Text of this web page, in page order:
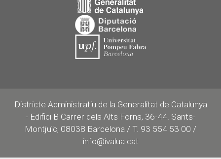
Districte Administratiu de la Generalitat de Catalunya
- Edifici B Carrer dels Alts Forns, 36-44. Sants-
Montjuïc, 08038 Barcelona / T. 93 554 53 00 /
info@ivalua.cat